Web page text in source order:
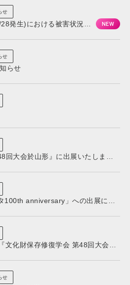
せ
発生)における被害状況と
せ
らせ
回大会於山形』に出展いたしまし
100th anniversary」への出展につ
化財保存修復学会 第48回大会於
せ